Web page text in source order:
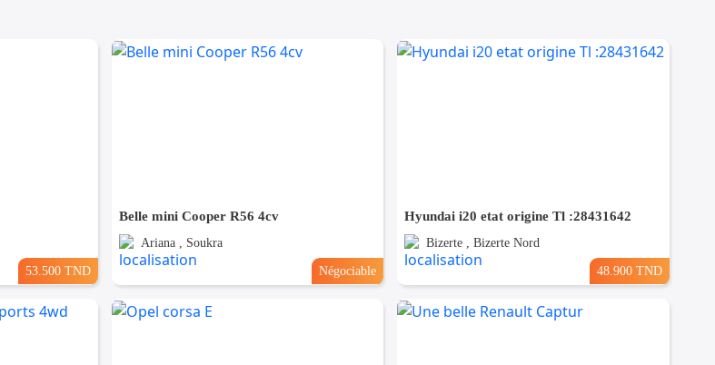
53.500 TND
Belle mini Cooper R56 4cv
Ariana , Soukra
Négociable
Hyundai i20 etat origine Tl :28431642
Bizerte , Bizerte Nord
48.900 TND